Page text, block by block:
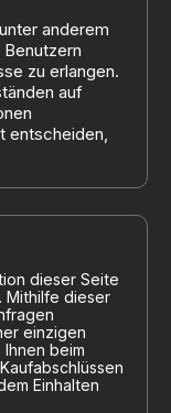
anderem
zu erlangen.
auf
entscheiden,
dieser Seite
Mithilfe dieser
einzigen
beim
Einhalten